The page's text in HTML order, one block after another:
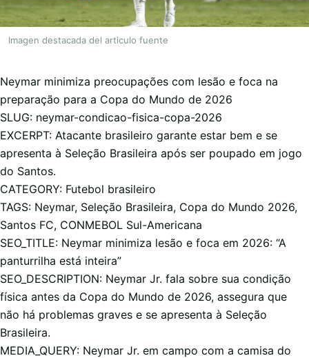
Imagen destacada del articulo fuente
Neymar minimiza preocupações com lesão e foca na
preparação para a Copa do Mundo de 2026
SLUG: neymar-condicao-fisica-copa-2026
EXCERPT: Atacante brasileiro garante estar bem e se
apresenta à Seleção Brasileira após ser poupado em jogo
do Santos.
CATEGORY: Futebol brasileiro
TAGS: Neymar, Seleção Brasileira, Copa do Mundo 2026,
Santos FC, CONMEBOL Sul-Americana
SEO_TITLE: Neymar minimiza lesão e foca em 2026: “A
panturrilha está inteira”
SEO_DESCRIPTION: Neymar Jr. fala sobre sua condição
física antes da Copa do Mundo de 2026, assegura que
não há problemas graves e se apresenta à Seleção
Brasileira.
MEDIA_QUERY: Neymar Jr. em campo com a camisa do